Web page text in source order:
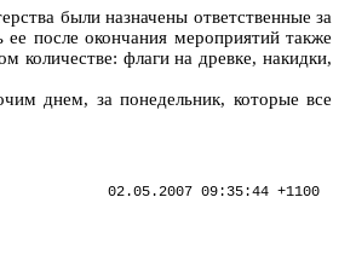
были назначены ответственные за
после окончания мероприятий также
количестве: флаги на древке, накидки,
днем, за понедельник, которые все
02.05.2007 09:35:44 +1100